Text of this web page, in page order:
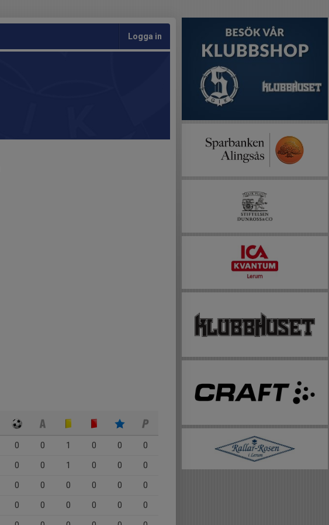
Logga in
0 0 1 0 0
0
0 0 1 0 0
0
0 0 0 0 0
0
0 0 0 0 0
0